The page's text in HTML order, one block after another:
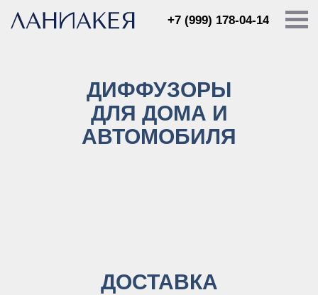
+7 (999) 178-04-14
ДИФФУЗОРЫ
ДЛЯ ДОМА И
АВТОМОБИЛЯ
ДОСТАВКА